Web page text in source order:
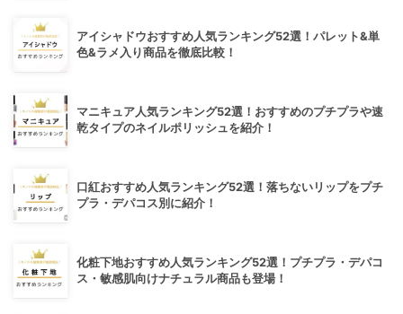
アイシャドウおすすめ人気ランキング52選！パレット&単
色&ラメ入り商品を徹底比較！
マニキュア人気ランキング52選！おすすめのプチプラや速
乾タイプのネイルポリッシュを紹介！
口紅おすすめ人気ランキング52選！落ちないリップをプチ
プラ・デパコス別に紹介！
化粧下地おすすめ人気ランキング52選！プチプラ・デパコ
ス・敏感肌向けナチュラル商品も登場！